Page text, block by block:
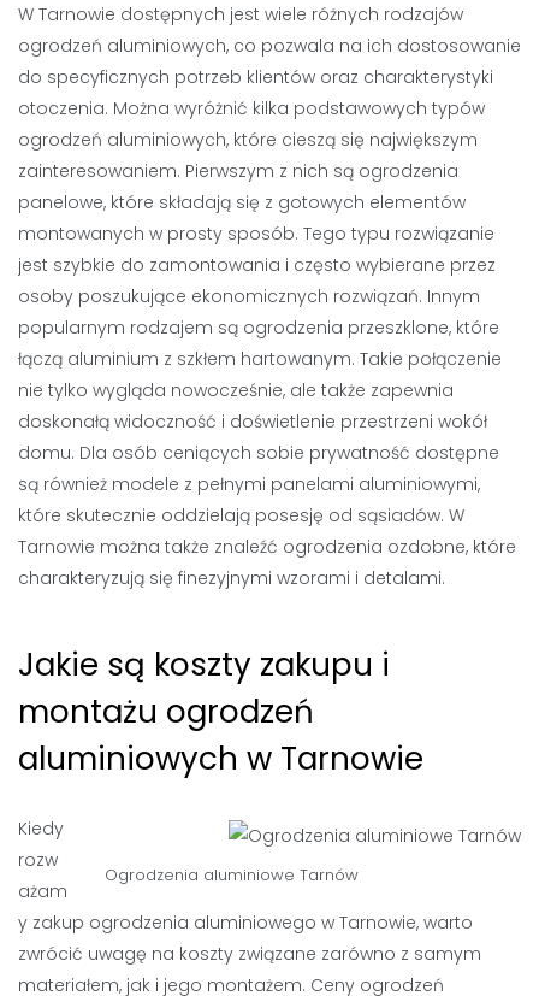
W Tarnowie dostępnych jest wiele różnych rodzajów
ogrodzeń aluminiowych, co pozwala na ich dostosowanie
do specyficznych potrzeb klientów oraz charakterystyki
otoczenia. Można wyróżnić kilka podstawowych typów
ogrodzeń aluminiowych, które cieszą się największym
zainteresowaniem. Pierwszym z nich są ogrodzenia
panelowe, które składają się z gotowych elementów
montowanych w prosty sposób. Tego typu rozwiązanie
jest szybkie do zamontowania i często wybierane przez
osoby poszukujące ekonomicznych rozwiązań. Innym
popularnym rodzajem są ogrodzenia przeszklone, które
łączą aluminium z szkłem hartowanym. Takie połączenie
nie tylko wygląda nowocześnie, ale także zapewnia
doskonałą widoczność i doświetlenie przestrzeni wokół
domu. Dla osób ceniących sobie prywatność dostępne
są również modele z pełnymi panelami aluminiowymi,
które skutecznie oddzielają posesję od sąsiadów. W
Tarnowie można także znaleźć ogrodzenia ozdobne, które
charakteryzują się finezyjnymi wzorami i detalami.
Jakie są koszty zakupu i
montażu ogrodzeń
aluminiowych w Tarnowie
Ogrodzenia aluminiowe Tarnów
Kiedy
rozw
ażam
y zakup ogrodzenia aluminiowego w Tarnowie, warto
zwrócić uwagę na koszty związane zarówno z samym
materiałem, jak i jego montażem. Ceny ogrodzeń